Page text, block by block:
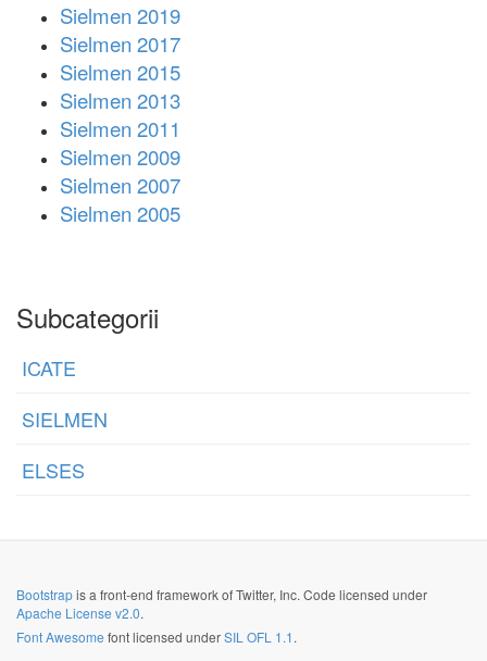
Sielmen 2019
Sielmen 2017
Sielmen 2015
Sielmen 2013
Sielmen 2011
Sielmen 2009
Sielmen 2007
Sielmen 2005
Subcategorii
ICATE
SIELMEN
ELSES
Bootstrapis a front-end framework of Twitter, Inc. Code licensed under
Apache License v2.0.
Font Awesome font licensed underSIL OFL 1.1.